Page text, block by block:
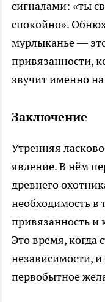
сигналами: «ты
спокойно».
мурлыканье —
привязанности,
звучит именно
Заключение
Утренняя
явление. В нём
древнего
необходимость в
привязанность и
Это время, когда
независимости, и
первобытное